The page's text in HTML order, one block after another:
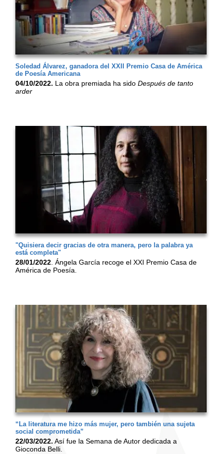
Soledad Álvarez, ganadora del XXII Premio Casa de América
de Poesía Americana
04/10/2022. La obra premiada ha sido Después de tanto
arder
"Quisiera decir gracias de otra manera, pero la palabra ya
está completa"
28/01/2022 . Ángela García recoge el XXI Premio Casa de
América de Poesía.
“La literatura me hizo más mujer, pero también una sujeta
social comprometida”
22/03/2022. Así fue la Semana de Autor dedicada a
Gioconda Belli.